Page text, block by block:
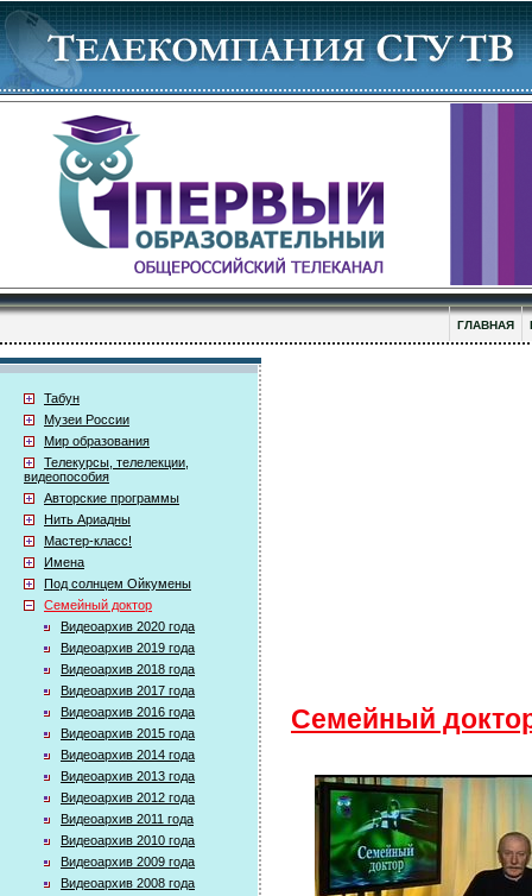
ГЛАВНАЯ
Табун
Музеи России
Мир образования
Телекурсы, телелекции,
видеопособия
Авторские программы
Нить Ариадны
Мастер-класс!
Имена
Под солнцем Ойкумены
Семейный доктор
Видеоархив 2020 года
Видеоархив 2019 года
Видеоархив 2018 года
Видеоархив 2017 года
Видеоархив 2016 года
Видеоархив 2015 года
Видеоархив 2014 года
Видеоархив 2013 года
Видеоархив 2012 года
Видеоархив 2011 года
Видеоархив 2010 года
Видеоархив 2009 года
Видеоархив 2008 года
Семейный